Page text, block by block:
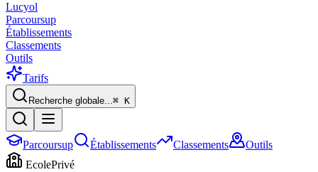
Lucyol
Parcoursup
Établissements
Classements
Outils
Tarifs
Recherche globale...⌘ K
Parcoursup Établissements Classements
Outils
EcolePrivé